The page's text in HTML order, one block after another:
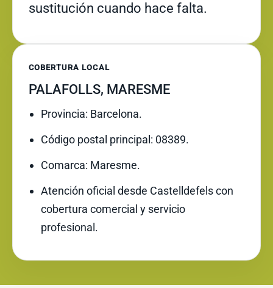
sustitución cuando hace falta.
COBERTURA LOCAL
PALAFOLLS, MARESME
Provincia: Barcelona.
Código postal principal: 08389.
Comarca: Maresme.
Atención oficial desde Castelldefels con
cobertura comercial y servicio
profesional.